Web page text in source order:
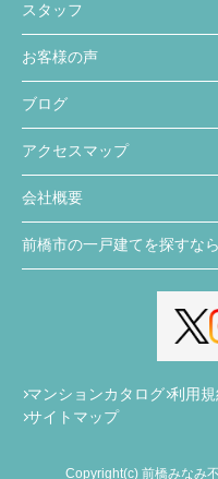
スタッフ
お客様の声
ブログ
アクセスマップ
会社概要
前橋市の一戸建てを探すな
マンションカタログ 利用規
サイトマップ
Copyright(c) 前橋みなみ